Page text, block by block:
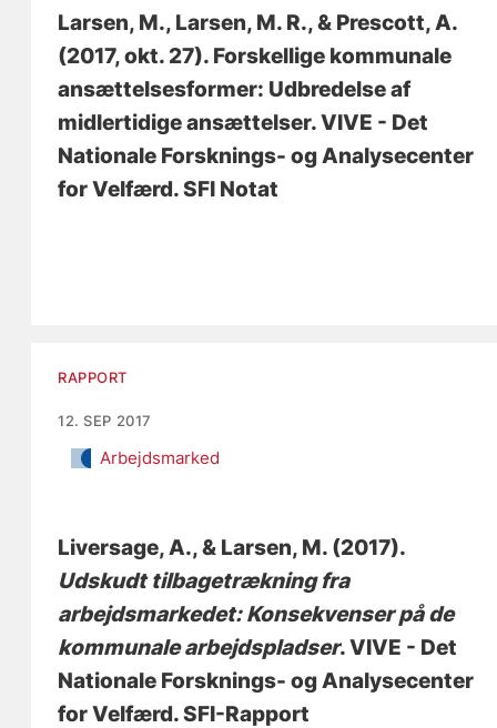
Larsen, M., Larsen, M. R., & Prescott, A.
(2017, okt. 27). Forskellige kommunale
ansættelsesformer: Udbredelse af
midlertidige ansættelser. VIVE - Det
Nationale Forsknings- og Analysecenter
for Velfærd. SFI Notat
RAPPORT
12. SEP 2017
Arbejdsmarked
Liversage, A., & Larsen, M. (2017).
Udskudt tilbagetrækning fra
arbejdsmarkedet: Konsekvenser på de
kommunale arbejdspladser. VIVE - Det
Nationale Forsknings- og Analysecenter
for Velfærd. SFI-Rapport